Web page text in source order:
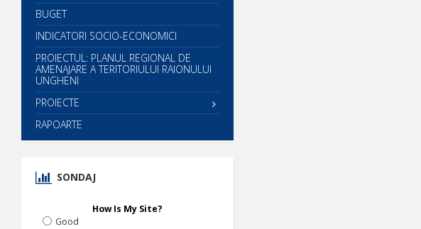
BUGET
INDICATORI SOCIO-ECONOMICI
PROIECTUL: PLANUL REGIONAL DE
AMENAJARE A TERITORIULUI RAIONULUI
UNGHENI
PROIECTE
RAPOARTE
SONDAJ
How Is My Site?
Good